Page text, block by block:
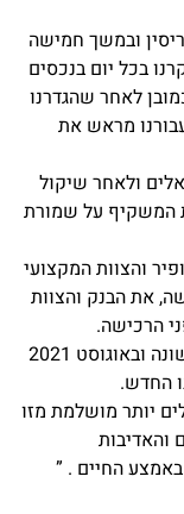
ובמשך חמישה
בכל יום בנכסים
לאחר שהגדרנו
מראש את
ולאחר שיקול
המשקיף על שמורת
והצוות המקצועי
את הבנק והצוות
הרכישה.
באפריל 2021 הגענו לקפריסין בפעם הראשונה ובאוגוסט 2021
החדש.
יותר מושלמת מזו
והאדיבות
החיים . ”